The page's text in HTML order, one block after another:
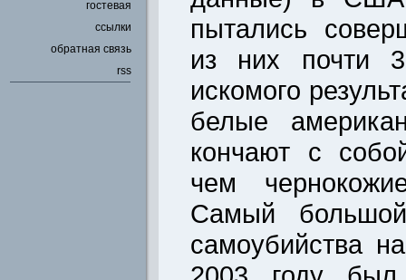
гостевая
ссылки
обратная связь
rss
пытались
из них почти
искомого
белые
кончают с
чем
Самый
самоубийства